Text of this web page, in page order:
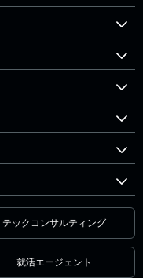
テックコンサルティング
就活エージェント